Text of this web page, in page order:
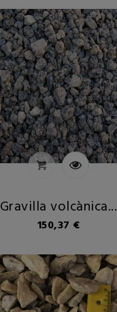
Gravilla volcànica...
Preu
150,37 €